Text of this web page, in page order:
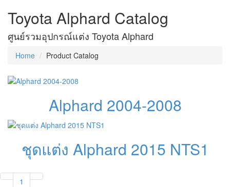
Toyota Alphard Catalog
ศูนย์รวมอุปกรณ์แต่ง Toyota Alphard
Home Product Catalog
Alphard 2004-2008
ชุดแต่ง Alphard 2015 NTS1
1